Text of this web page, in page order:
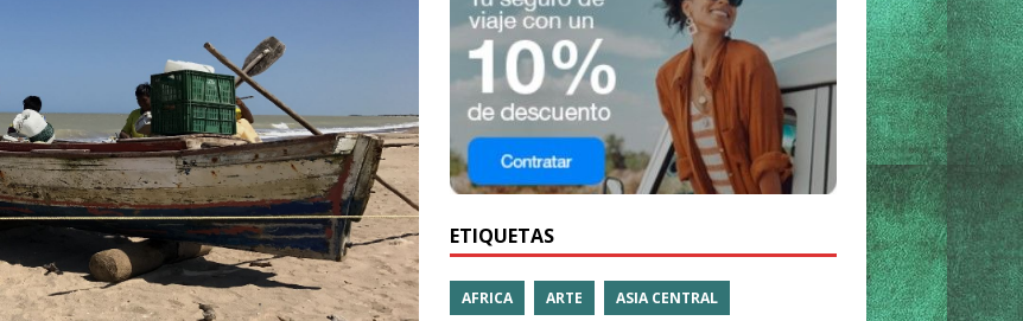
ETIQUETAS
AFRICA ARTE ASIA CENTRAL